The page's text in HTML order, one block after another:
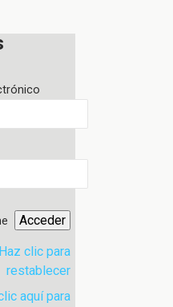
Haz clic para
restablecer
aquí para